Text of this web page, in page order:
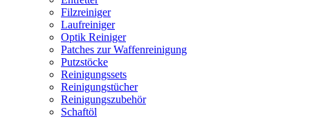
Filzreiniger
Laufreiniger
Optik Reiniger
Patches zur Waffenreinigung
Putzstöcke
Reinigungssets
Reinigungstücher
Reinigungszubehör
Schaftöl